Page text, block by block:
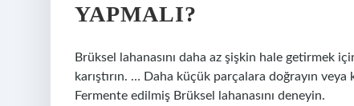
YAPMALI?
Brüksel lahanasını daha az şişkin hale getirmek
karıştırın. … Daha küçük parçalara doğrayın
Fermente edilmiş Brüksel lahanasını deneyin.